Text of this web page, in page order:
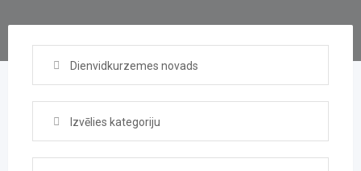
Dienvidkurzemes novads
Izvēlies kategoriju